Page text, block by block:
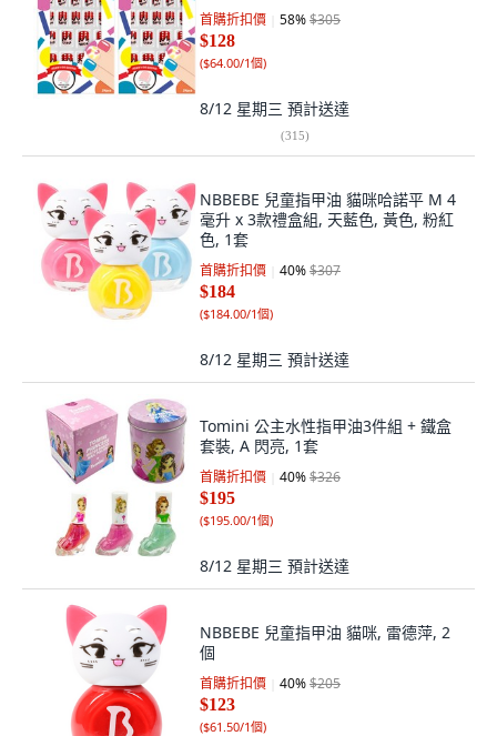
首購折扣價 58%$305
$128
($64.00/1個)
8/12 星期三 預計送達
(315)
NBBEBE 兒童指甲油 貓咪哈諾平 M 4
毫升 x 3款禮盒組, 天藍色, 黃色, 粉紅
色, 1套
首購折扣價 40%$307
$184
($184.00/1個)
8/12 星期三 預計送達
Tomini 公主水性指甲油3件組 + 鐵盒
套裝, A 閃亮, 1套
首購折扣價 40%$326
$195
($195.00/1個)
8/12 星期三 預計送達
NBBEBE 兒童指甲油 貓咪, 雷德萍, 2
個
首購折扣價 40%$205
$123
($61.50/1個)